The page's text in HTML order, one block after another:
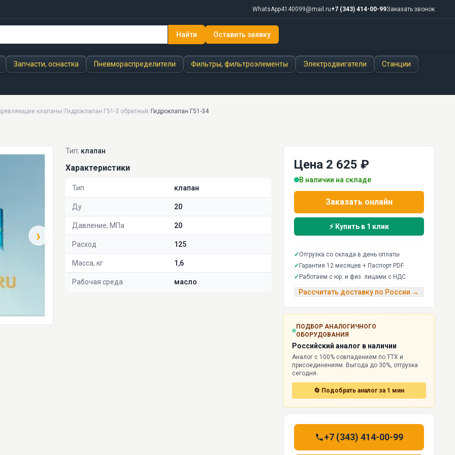
WhatsApp4140099@mail.ru+7 (343) 414-00-99Заказать звонок
Найти Оставить заявку
Запчасти, оснастка Пневмораспределители Фильтры, фильтроэлементы Электродвигатели Станции
клапаны/ Гидроклапан Г51-3 обратный/ Гидроклапан Г51-34
›
Тип: клапан
Характеристики
Тип клапан
Ду 20
Давление, МПа 20
Расход 125
Масса, кг 1,6
Рабочая среда масло
Цена 2 625 ₽
В наличии на складе
Заказать онлайн
⚡ Купить в 1 клик
✓Отгрузка со склада в день оплаты
✓ Гарантия 12 месяцев + Паспорт PDF
✓ Работаем с юр. и физ. лицами с НДС
Рассчитать доставку по России →
ПОДБОР АНАЛОГИЧНОГО
ОБОРУДОВАНИЯ
Российский аналог в наличии
Аналог с 100% совпадением по ТТХ и
присоединениям. Выгода до 30%, отгрузка
сегодня.
🔄 Подобрать аналог за 1 мин
+7 (343) 414-00-99